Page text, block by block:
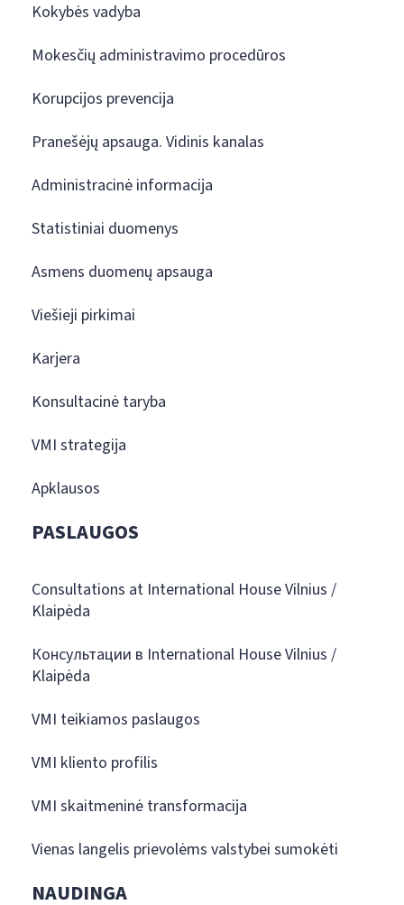
Kokybės vadyba
Mokesčių administravimo procedūros
Korupcijos prevencija
Pranešėjų apsauga. Vidinis kanalas
Administracinė informacija
Statistiniai duomenys
Asmens duomenų apsauga
Viešieji pirkimai
Karjera
Konsultacinė taryba
VMI strategija
Apklausos
PASLAUGOS
Consultations at International House Vilnius /
Klaipėda
Консультации в International House Vilnius /
Klaipėda
VMI teikiamos paslaugos
VMI kliento profilis
VMI skaitmeninė transformacija
Vienas langelis prievolėms valstybei sumokėti
NAUDINGA